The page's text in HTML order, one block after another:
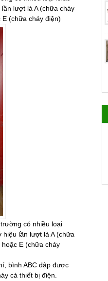
lượt là A (chữa cháy
(chữa cháy điện)
có nhiều loại
hiệu lần lượt là A (chữa
E (chữa cháy
bình ABC dập được
cả thiết bị điện.